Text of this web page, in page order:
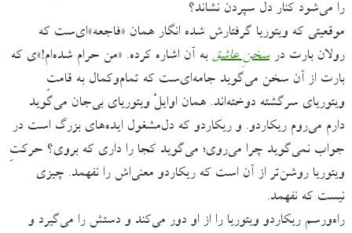
را می‌شود کنار دل سپردن نشاند؟
موقعیتی که ویتوریا گرفتارش شده انگار همان «فاجعه»‌ای‌ست‌ که
رولان بارت درسخنِ عاشق به آن اشاره کرده. «من حرام شده‌ام!»ی که
بارت از آن سخن می‌گوید جامه‌ای‌ست که تمام‌وکمال به قامتِ
ویتوریای سرگشته دوخته‌اند. همان اوایلْ ویتوریای بی‌جان می‌گوید
دارم می‌روم ریکاردو. و ریکاردو که دل‌مشغول ایده‌های بزرگ است در
جواب نمی‌گوید چرا می‌روی؛ می‌گوید کجا را داری که بروی؟ حرکتِ
ویتوریا روشن‌تر از آن است که ریکاردو معنی‌اش را نفهمد. چیزی
نیست که نفهمد.
راه‌ورسم ریکاردو ویتوریا را از او دور می‌کند و دستش را می‌گیرد و